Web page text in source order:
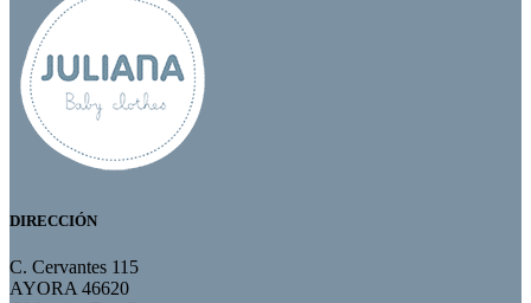
DIRECCIÓN
C. Cervantes 115
AYORA 46620